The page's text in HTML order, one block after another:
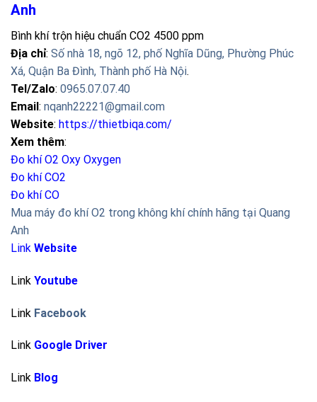
Anh
Bình khí trộn hiệu chuẩn CO2 4500 ppm
Địa chỉ: Số nhà 18, ngõ 12, phố Nghĩa Dũng, Phường Phúc
Xá, Quận Ba Đình, Thành phố Hà Nội.
Tel/Zalo: 0965.07.07.40
Email: nqanh22221@gmail.com
Website: https://thietbiqa.com/
Xem thêm:
Đo khí O2 Oxy Oxygen
Đo khí CO2
Đo khí CO
Mua máy đo khí O2 trong không khí chính hãng tại Quang
Anh
Link Website
Link Youtube
Link Facebook
Link Google Driver
Link Blog